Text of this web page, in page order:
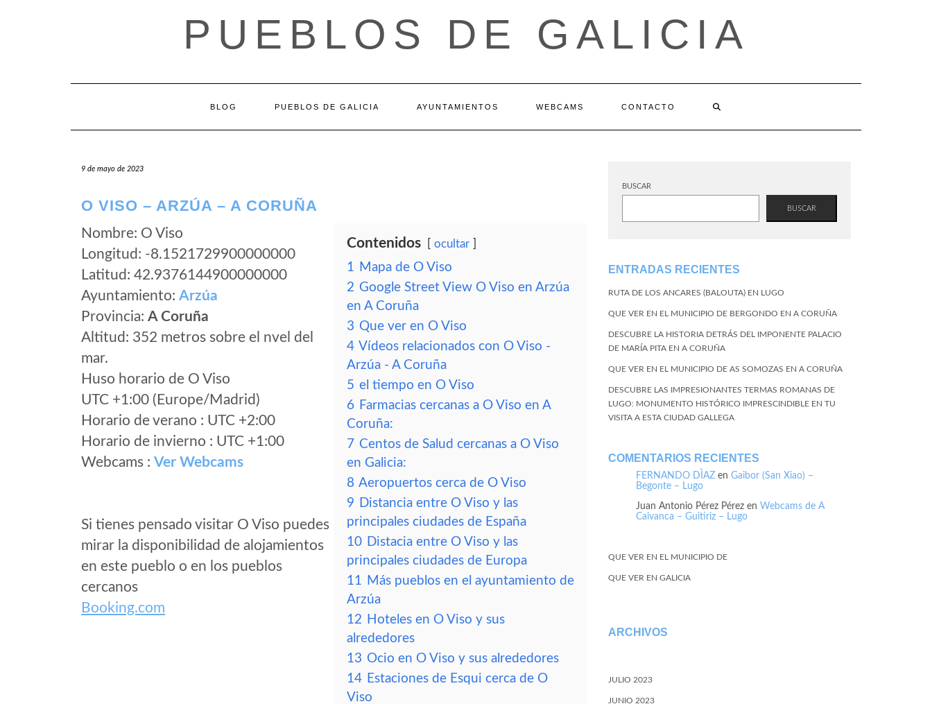
PUEBLOS DE GALICIA
BLOG PUEBLOS DE GALICIA AYUNTAMIENTOS WEBCAMS CONTACTO
9 de mayo de 2023
O VISO – ARZÚA – A CORUÑA
Nombre: O Viso
Longitud: -8.1521729900000000
Latitud: 42.9376144900000000
Ayuntamiento: Arzúa
Provincia: A Coruña
Altitud: 352 metros sobre el nvel del
mar.
Huso horario de O Viso
UTC +1:00 (Europe/Madrid)
Horario de verano : UTC +2:00
Horario de invierno : UTC +1:00
Webcams : Ver Webcams
Si tienes pensado visitar O Viso puedes
mirar la disponibilidad de alojamientos
en este pueblo o en los pueblos
cercanos
Booking.com
Contenidos ocultar
1 Mapa de O Viso
2 Google Street View O Viso en Arzúa
en A Coruña
3 Que ver en O Viso
4 Vídeos relacionados con O Viso -
Arzúa - A Coruña
5 el tiempo en O Viso
6 Farmacias cercanas a O Viso en A
Coruña:
7 Centos de Salud cercanas a O Viso
en Galicia:
8 Aeropuertos cerca de O Viso
9 Distancia entre O Viso y las
principales ciudades de España
10 Distacia entre O Viso y las
principales ciudades de Europa
11 Más pueblos en el ayuntamiento de
Arzúa
12 Hoteles en O Viso y sus
alrededores
13 Ocio en O Viso y sus alrededores
14 Estaciones de Esqui cerca de O
Viso
BUSCAR
BUSCAR
ENTRADAS RECIENTES
RUTA DE LOS ANCARES (BALOUTA) EN LUGO
QUE VER EN EL MUNICIPIO DE BERGONDO EN A CORUÑA
DESCUBRE LA HISTORIA DETRÁS DEL IMPONENTE PALACIO
DE MARÍA PITA EN A CORUÑA
QUE VER EN EL MUNICIPIO DE AS SOMOZAS EN A CORUÑA
DESCUBRE LAS IMPRESIONANTES TERMAS ROMANAS DE
LUGO: MONUMENTO HISTÓRICO IMPRESCINDIBLE EN TU
VISITA A ESTA CIUDAD GALLEGA
COMENTARIOS RECIENTES
FERNANDO DÌAZ en Gaibor (San Xiao) –
Begonte – Lugo
Juan Antonio Pérez Pérez en Webcams de A
Caivanca – Guitiriz – Lugo
QUE VER EN EL MUNICIPIO DE
QUE VER EN GALICIA
ARCHIVOS
JULIO 2023
JUNIO 2023